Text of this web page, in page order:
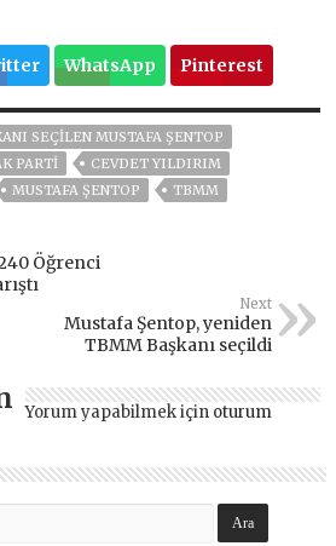
WhatsApp Pinterest
SEÇILEN MUSTAFA ŞENTOP
PARTİ
CEVDET YILDIRIM
MUSTAFA ŞENTOP TBMM
Öğrenci
Next
Mustafa Şentop, yeniden
TBMM Başkanı seçildi
Yorum yapabilmek için oturum